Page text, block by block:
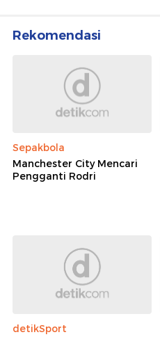
Rekomendasi
Sepakbola
Manchester City Mencari
Pengganti Rodri
detikSport